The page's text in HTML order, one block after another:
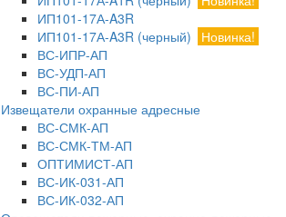
ИП101-17А-A3R
ИП101-17А-A3R (черный)
Новинка!
ВС-ИПР-АП
ВС-УДП-АП
ВС-ПИ-АП
Извещатели охранные адресные
ВС-СМК-АП
ВС-СМК-ТМ-АП
ОПТИМИСТ-АП
ВС-ИК-031-АП
ВС-ИК-032-АП